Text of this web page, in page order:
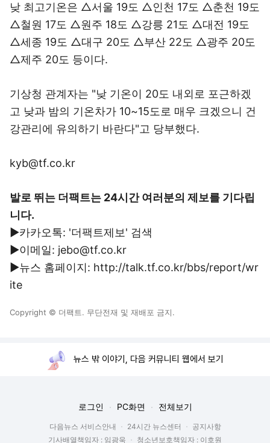
낮 최고기온은 △서울 19도 △인천 17도 △춘천 19도
△철원 17도 △원주 18도 △강릉 21도 △대전 19도
△세종 19도 △대구 20도 △부산 22도 △광주 20도
△제주 20도 등이다.
기상청 관계자는 "낮 기온이 20도 내외로 포근하겠
고 낮과 밤의 기온차가 10~15도로 매우 크겠으니 건
강관리에 유의하기 바란다"고 당부했다.
kyb@tf.co.kr
발로 뛰는 더팩트는 24시간 여러분의 제보를 기다립
니다.
▶카카오톡: '더팩트제보' 검색
▶이메일: jebo@tf.co.kr
▶뉴스 홈페이지: http://talk.tf.co.kr/bbs/report/wr
ite
Copyright © 더팩트. 무단전재 및 재배포 금지.
뉴스 밖 이야기, 다음 커뮤니티 웹에서 보기
로그인 PC화면 전체보기
다음뉴스 서비스안내 24시간 뉴스센터
공지사항
기사배열책임자 : 임광욱
청소년보호책임자 : 이호원